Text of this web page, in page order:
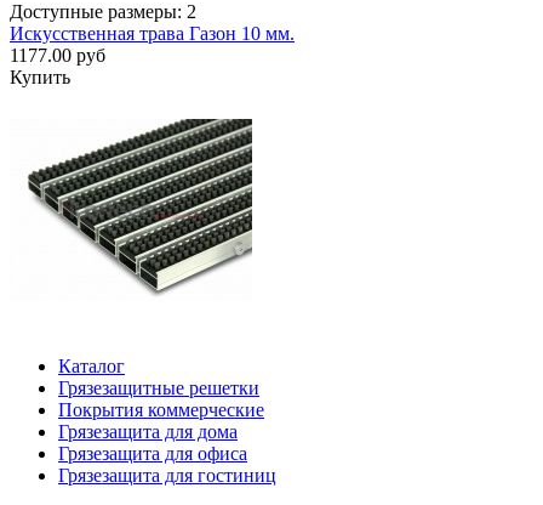
Доступные размеры: 2
Искусственная трава Газон 10 мм.
1177.00 руб
Купить
Каталог
Грязезащитные решетки
Покрытия коммерческие
Грязезащита для дома
Грязезащита для офиса
Грязезащита для гостиниц